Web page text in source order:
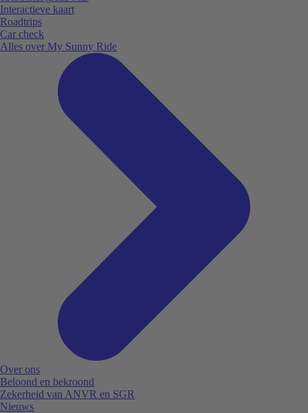
Interactieve kaart
Roadtrips
Car check
Alles over My Sunny Ride
Over ons
Beloond en bekroond
Zekerheid van ANVR en SGR
Nieuws